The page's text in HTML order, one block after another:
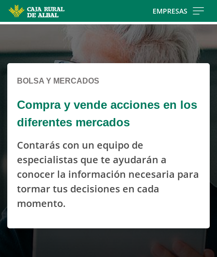
main
contentt
EMPRESAS
por
favor
espere...
BOLSA Y MERCADOS
Compra y vende acciones en los
diferentes mercados
Contarás con un equipo de
especialistas que te ayudarán a
conocer la información necesaria para
tormar tus decisiones en cada
momento.